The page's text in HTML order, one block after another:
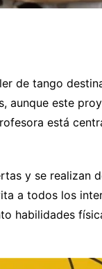
de tango
aunque este
está
y se realizan
a todos los
habilidades